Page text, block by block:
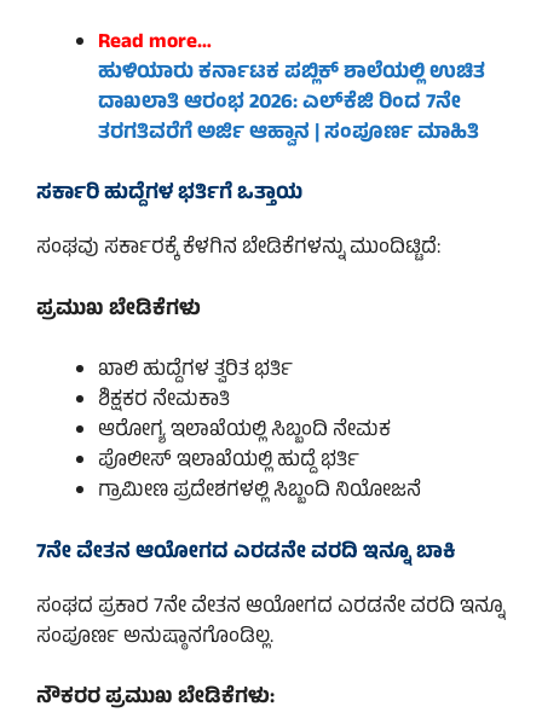
Read more…
ಹುಳಿಯಾರು ಕರ್ನಾಟಕ ಪಬ್ಲಿಕ್ ಶಾಲೆಯಲ್ಲಿ ಉಚಿತ
ದಾಖಲಾತಿ ಆರಂಭ 2026: ಎಲ್‌ಕೆಜಿ ರಿಂದ 7ನೇ
ತರಗತಿವರೆಗೆ ಅರ್ಜಿ ಆಹ್ವಾನ | ಸಂಪೂರ್ಣ ಮಾಹಿತಿ
ಸರ್ಕಾರಿ ಹುದ್ದೆಗಳ ಭರ್ತಿಗೆ ಒತ್ತಾಯ
ಸಂಘವು ಸರ್ಕಾರಕ್ಕೆ ಕೆಳಗಿನ ಬೇಡಿಕೆಗಳನ್ನು ಮುಂದಿಟ್ಟಿದೆ:
ಪ್ರಮುಖ ಬೇಡಿಕೆಗಳು
ಖಾಲಿ ಹುದ್ದೆಗಳ ತ್ವರಿತ ಭರ್ತಿ
ಶಿಕ್ಷಕರ ನೇಮಕಾತಿ
ಆರೋಗ್ಯ ಇಲಾಖೆಯಲ್ಲಿ ಸಿಬ್ಬಂದಿ ನೇಮಕ
ಪೊಲೀಸ್ ಇಲಾಖೆಯಲ್ಲಿ ಹುದ್ದೆ ಭರ್ತಿ
ಗ್ರಾಮೀಣ ಪ್ರದೇಶಗಳಲ್ಲಿ ಸಿಬ್ಬಂದಿ ನಿಯೋಜನೆ
7ನೇ ವೇತನ ಆಯೋಗದ ಎರಡನೇ ವರದಿ ಇನ್ನೂ ಬಾಕಿ
ಸಂಘದ ಪ್ರಕಾರ 7ನೇ ವೇತನ ಆಯೋಗದ ಎರಡನೇ ವರದಿ ಇನ್ನೂ
ಸಂಪೂರ್ಣ ಅನುಷ್ಠಾನಗೊಂಡಿಲ್ಲ.
ನೌಕರರ ಪ್ರಮುಖ ಬೇಡಿಕೆಗಳು: